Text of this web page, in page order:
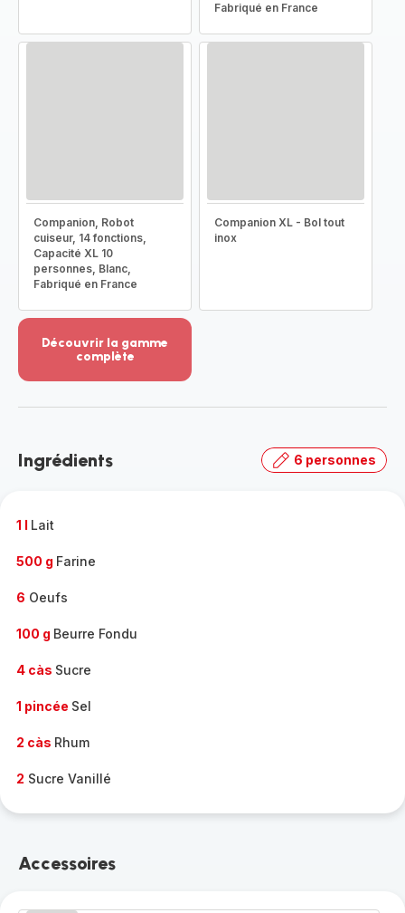
Fabriqué en France
Companion, Robot
cuiseur, 14 fonctions,
Capacité XL 10
personnes, Blanc,
Fabriqué en France
Companion XL - Bol tout
inox
Découvrir la gamme
complète
-
gamme
Ingrédients 6 personnes
1 l Lait
500 g Farine
6 Oeufs
100 g Beurre Fondu
4 càs Sucre
1 pincée Sel
2 càs Rhum
2 Sucre Vanillé
Accessoires